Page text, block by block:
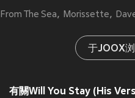
From The Sea Morissette
于JOOX
有關Will You Stay (His